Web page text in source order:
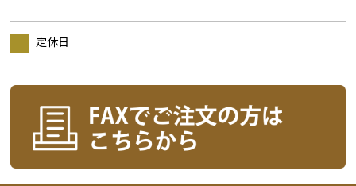
定休日